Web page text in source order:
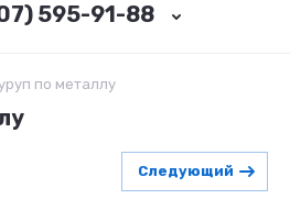
595-91-88
по металлу
Следующий